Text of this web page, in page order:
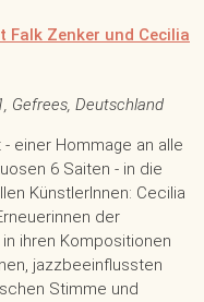
Zenker und Cecilia
Gefrees, Deutschland
einer Hommage an alle
6 Saiten - in die
KünstlerInnen: Cecilia
der
ihren Kompositionen
jazzbeeinflussten
Stimme und